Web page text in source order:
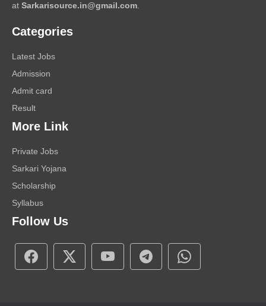
at Sarkarisource.in@gmail.com
Categories
Latest Jobs
Admission
Admit card
Result
More Link
Private Jobs
Sarkari Yojana
Scholarship
Syllabus
Follow Us